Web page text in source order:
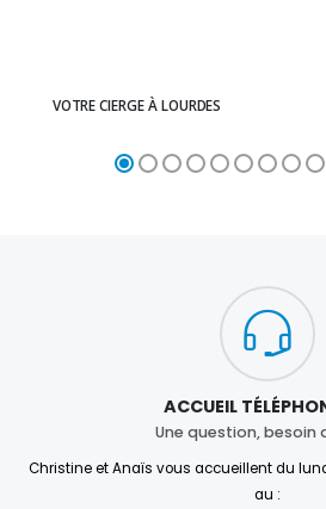
VOTRE CIERGE À LOURDES
ACCUEIL
Une question, besoin
Christine et Anaïs vous accueillent du
au :